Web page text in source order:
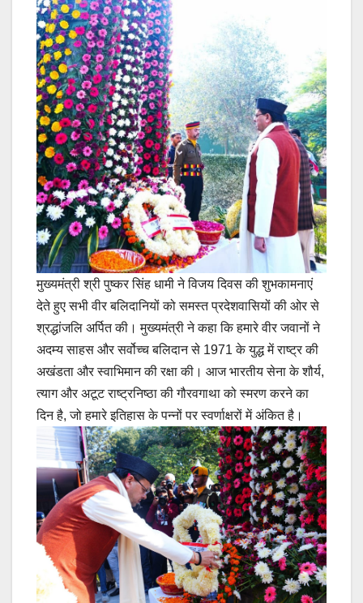
मुख्यमंत्री श्री पुष्कर सिंह धामी ने विजय दिवस की शुभकामनाएं
देते हुए सभी वीर बलिदानियों को समस्त प्रदेशवासियों की ओर से
श्रद्धांजलि अर्पित की। मुख्यमंत्री ने कहा कि हमारे वीर जवानों ने
अदम्य साहस और सर्वोच्च बलिदान से 1971 के युद्ध में राष्ट्र की
अखंडता और स्वाभिमान की रक्षा की। आज भारतीय सेना के शौर्य,
त्याग और अटूट राष्ट्रनिष्ठा की गौरवगाथा को स्मरण करने का
दिन है, जो हमारे इतिहास के पन्नों पर स्वर्णाक्षरों में अंकित है।